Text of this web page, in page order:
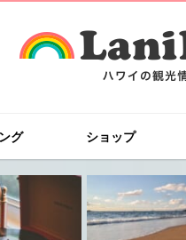
グ ショップ